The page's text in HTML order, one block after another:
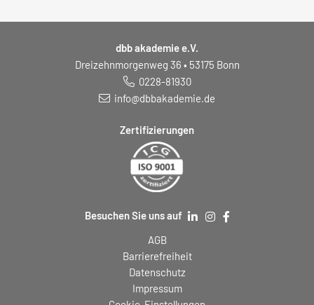
dbb akademie e.V.
Dreizehnmorgenweg 36 • 53175 Bonn
0228-81930
info@dbbakademie.de
Zertifizierungen
Besuchen Sie uns auf
AGB
Barrierefreiheit
Datenschutz
Impressum